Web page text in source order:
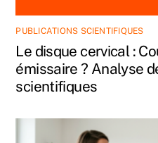
PUBLICATIONS SCIENTIFIQUES
Le disque cervical :
émissaire ? Analyse
scientifiques